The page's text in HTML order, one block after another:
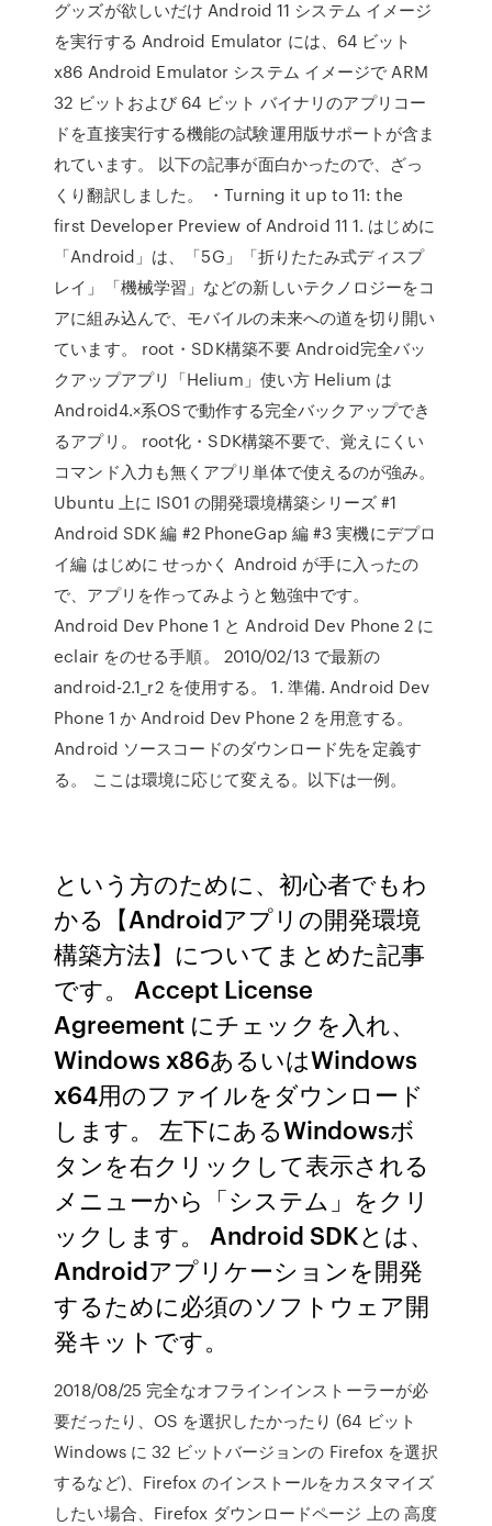
グッズが欲しいだけ Android 11 システム イメージ
を実行する Android Emulator には、64 ビット
x86 Android Emulator システム イメージで ARM
32 ビットおよび 64 ビット バイナリのアプリコー
ドを直接実行する機能の試験運用版サポートが含ま
れています。 以下の記事が面白かったので、ざっ
くり翻訳しました。 ・Turning it up to 11: the
first Developer Preview of Android 11 1. はじめに
「Android」は、「5G」「折りたたみ式ディスプ
レイ」「機械学習」などの新しいテクノロジーをコ
アに組み込んで、モバイルの未来への道を切り開い
ています。 root・SDK構築不要 Android完全バッ
クアップアプリ「Helium」使い方 Helium は
Android4.×系OSで動作する完全バックアップでき
るアプリ。 root化・SDK構築不要で、覚えにくい
コマンド入力も無くアプリ単体で使えるのが強み。
Ubuntu 上に IS01 の開発環境構築シリーズ #1
Android SDK 編 #2 PhoneGap 編 #3 実機にデプロ
イ編 はじめに せっかく Android が手に入ったの
で、アプリを作ってみようと勉強中です。
Android Dev Phone 1 と Android Dev Phone 2 に
eclair をのせる手順。 2010/02/13 で最新の
android-2.1_r2 を使用する。 1. 準備. Android Dev
Phone 1 か Android Dev Phone 2 を用意する。
Android ソースコードのダウンロード先を定義す
る。 ここは環境に応じて変える。以下は一例。
という方のために、初心者でもわ
かる【Androidアプリの開発環境
構築方法】についてまとめた記事
です。 Accept License
Agreement にチェックを入れ、
Windows x86あるいはWindows
x64用のファイルをダウンロード
します。 左下にあるWindowsボ
タンを右クリックして表示される
メニューから「システム」をクリ
ックします。 Android SDKとは、
Androidアプリケーションを開発
するために必須のソフトウェア開
発キットです。
2018/08/25 完全なオフラインインストーラーが必
要だったり、OS を選択したかったり (64 ビット
Windows に 32 ビットバージョンの Firefox を選択
するなど)、Firefox のインストールをカスタマイズ
したい場合、Firefox ダウンロードページ 上の 高度